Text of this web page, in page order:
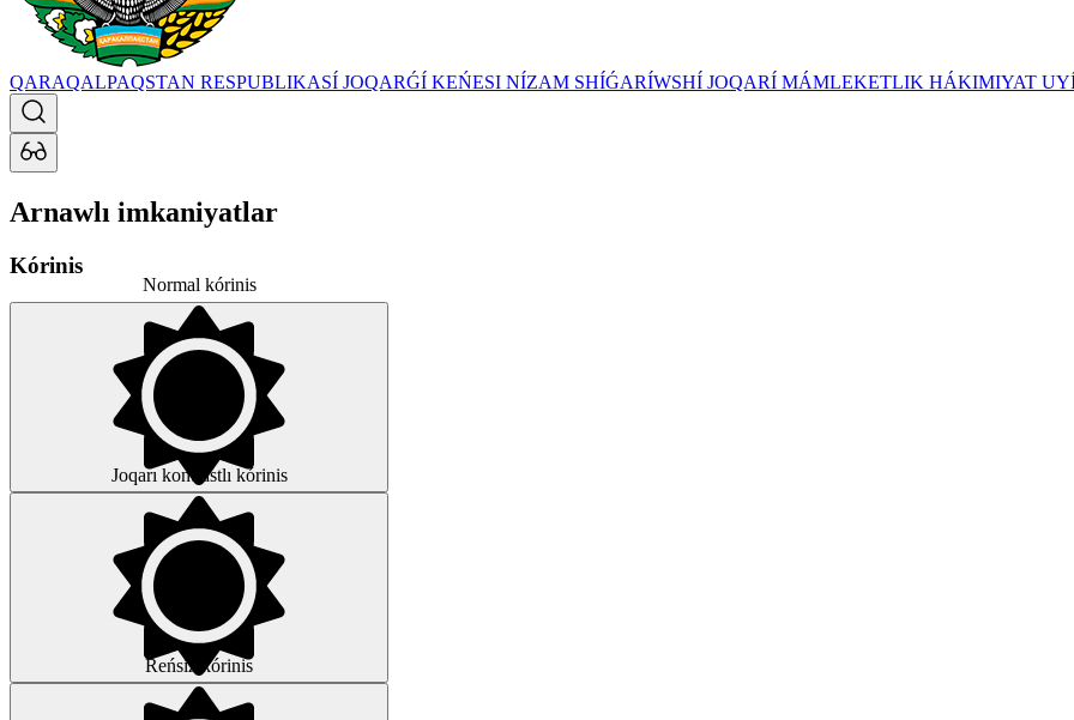
QARAQALPAQSTAN RESPUBLIKASÍ JOQARǴÍ KEŃESI NÍZAM SHÍǴARÍWSHÍ JOQARÍ MÁMLEKETLIK HÁKIMIYAT
Arnawlı imkaniyatlar
Kórinis
Normal kórinis
Joqarı kontrastlı kórinis
Reńsiz kórinis